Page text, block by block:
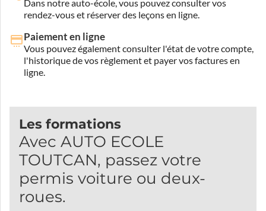
Dans notre auto-école, vous pouvez consulter vos
rendez-vous et réserver des leçons en ligne.
Paiement en ligne
Vous pouvez également consulter l'état de votre compte,
l'historique de vos règlement et payer vos factures en
ligne.
Les formations
Avec AUTO ECOLE
TOUTCAN, passez votre
permis voiture ou deux-
roues.